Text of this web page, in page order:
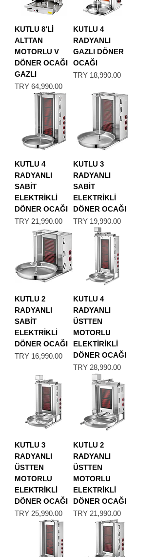
KUTLU 8’Lİ
ALTTAN
MOTORLU V
DÖNER OCAĞI
GAZLI
Price
TRY 64,990.00
KUTLU 4
RADYANLI
GAZLI DÖNER
OCAĞI
Price
TRY 18,990.00
KUTLU 4
RADYANLI
SABİT
ELEKTRİKLİ
DÖNER OCAĞI
Price
TRY 21,990.00
KUTLU 3
RADYANLI
SABİT
ELEKTRİKLİ
DÖNER OCAĞI
Price
TRY 19,990.00
KUTLU 2
RADYANLI
SABİT
ELEKTRİKLİ
DÖNER OCAĞI
Price
TRY 16,990.00
KUTLU 4
RADYANLI
ÜSTTEN
MOTORLU
ELEKTİRİKLİ
DÖNER OCAĞI
Price
TRY 28,990.00
KUTLU 3
RADYANLI
ÜSTTEN
MOTORLU
ELEKTRİKLİ
DÖNER OCAĞI
Price
TRY 25,990.00
KUTLU 2
RADYANLI
ÜSTTEN
MOTORLU
ELEKTRİKLİ
DÖNER OCAĞI
Price
TRY 21,990.00